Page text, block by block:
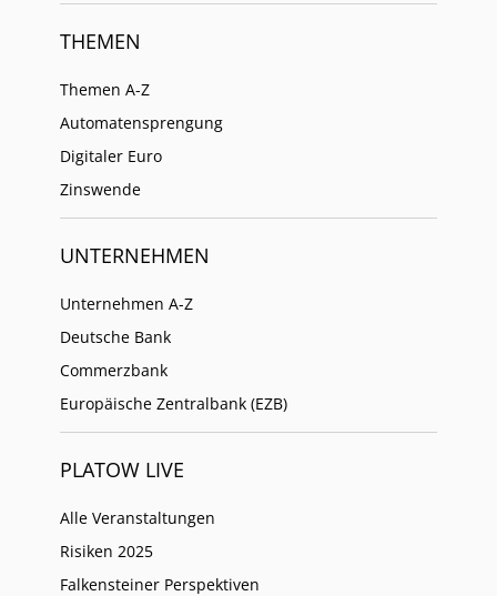
THEMEN
Themen A-Z
Automatensprengung
Digitaler Euro
Zinswende
UNTERNEHMEN
Unternehmen A-Z
Deutsche Bank
Commerzbank
Europäische Zentralbank (EZB)
PLATOW LIVE
Alle Veranstaltungen
Risiken 2025
Falkensteiner Perspektiven